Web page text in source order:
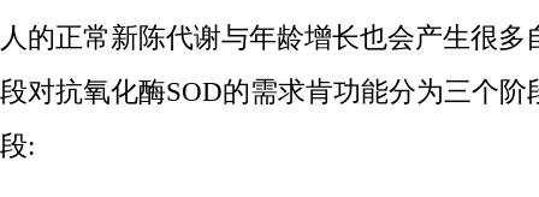
人的正常新陈代谢与年龄增长也会产生很多
段对抗氧化酶SOD的需求肯功能分为三个阶
段: